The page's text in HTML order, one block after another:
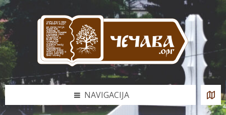
Skip
to
content
Skip
to
left
sidebar
Skip
to
footer
NAVIGACIJA